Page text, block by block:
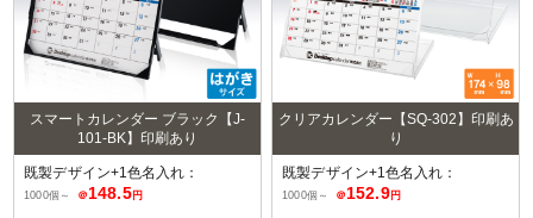
スマートカレンダー ブラック【J-
101-BK】印刷あり
既製デザイン+1色名入れ：
1000個～ ＠ 148.5円
クリアカレンダー【SQ-302】印刷あ
り
既製デザイン+1色名入れ：
1000個～ ＠ 152.9円